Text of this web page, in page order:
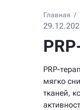
Главная /
PRP-
мягко
тканей,